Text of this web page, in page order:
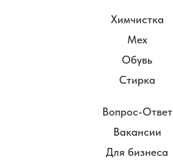
Химчистка
Мех
Обувь
Стирка
Вопрос-Ответ
Вакансии
Для бизнеса